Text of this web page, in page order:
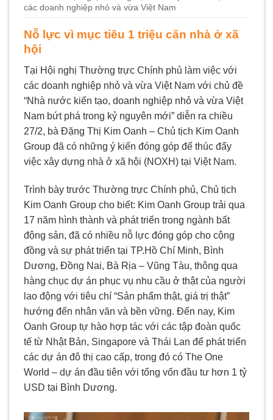
các doanh nghiệp nhỏ và vừa Việt Nam
Nỗ lực vì mục tiêu 1 triệu căn nhà ở xã
hội
Tại Hội nghị Thường trực Chính phủ làm việc với
các doanh nghiệp nhỏ và vừa Việt Nam với chủ đề
“Nhà nước kiến tạo, doanh nghiệp nhỏ và vừa Việt
Nam bứt phá trong kỷ nguyên mới” diễn ra chiều
27/2, bà Đặng Thị Kim Oanh – Chủ tịch Kim Oanh
Group đã có những ý kiến đóng góp để thúc đẩy
việc xây dựng nhà ở xã hội (NOXH) tại Việt Nam.
Trình bày trước Thường trực Chính phủ, Chủ tịch
Kim Oanh Group cho biết: Kim Oanh Group trải qua
17 năm hình thành và phát triển trong ngành bất
động sản, đã có nhiều nỗ lực đóng góp cho cộng
đồng và sự phát triển tại TP.Hồ Chí Minh, Bình
Dương, Đồng Nai, Bà Rịa – Vũng Tàu, thông qua
hàng chục dự án phục vụ nhu cầu ở thật của người
lao động với tiêu chí “Sản phẩm thật, giá trị thật”
hướng đến nhân văn và bền vững. Đến nay, Kim
Oanh Group tự hào hợp tác với các tập đoàn quốc
tế từ Nhật Bản, Singapore và Thái Lan để phát triển
các dự án đô thị cao cấp, trong đó có The One
World – dự án đầu tiên với tổng vốn đầu tư hơn 1 tỷ
USD tại Bình Dương.